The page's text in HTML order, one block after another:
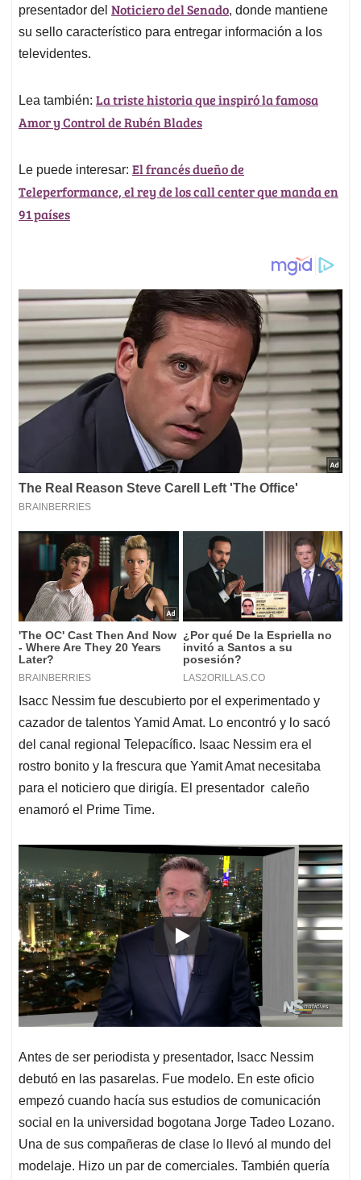
presentador del Noticiero del Senado, donde mantiene
su sello característico para entregar información a los
televidentes.
Lea también: La triste historia que inspiró la famosa
Amor y Control de Rubén Blades
Le puede interesar: El francés dueño de
Teleperformance, el rey de los call center que manda en
91 países
Isacc Nessim fue descubierto por el experimentado y
cazador de talentos Yamid Amat. Lo encontró y lo sacó
del canal regional Telepacífico. Isaac Nessim era el
rostro bonito y la frescura que Yamit Amat necesitaba
para el noticiero que dirigía. El presentador caleño
enamoró el Prime Time.
Antes de ser periodista y presentador, Isacc Nessim
debutó en las pasarelas. Fue modelo. En este oficio
empezó cuando hacía sus estudios de comunicación
social en la universidad bogotana Jorge Tadeo Lozano.
Una de sus compañeras de clase lo llevó al mundo del
modelaje. Hizo un par de comerciales. También quería